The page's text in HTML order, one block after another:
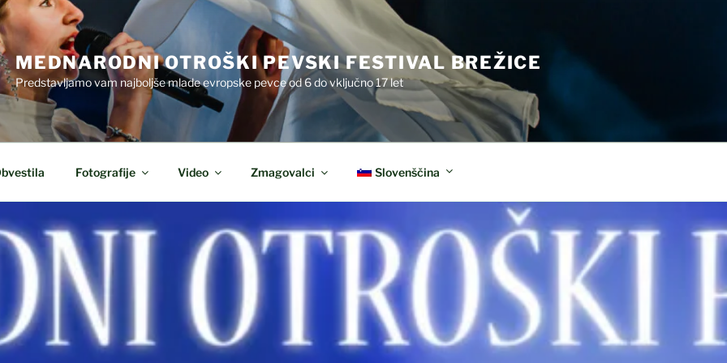
MEDNARODNI OTROŠKI PEVSKI FESTIVAL BREŽICE
Predstavljamo vam najboljše mlade evropske pevce od 6 do vključno 17 let
Fotografije Video Zmagovalci Slovenščina